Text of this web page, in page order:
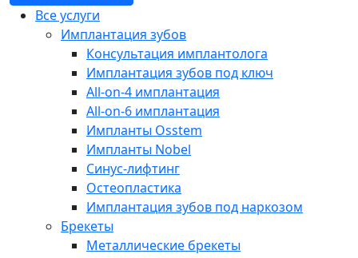
Все услуги
Имплантация зубов
Консультация имплантолога
Имплантация зубов под ключ
All-on-4 имплантация
All-on-6 имплантация
Импланты Osstem
Импланты Nobel
Синус-лифтинг
Остеопластика
Имплантация зубов под наркозом
Брекеты
Металлические брекеты